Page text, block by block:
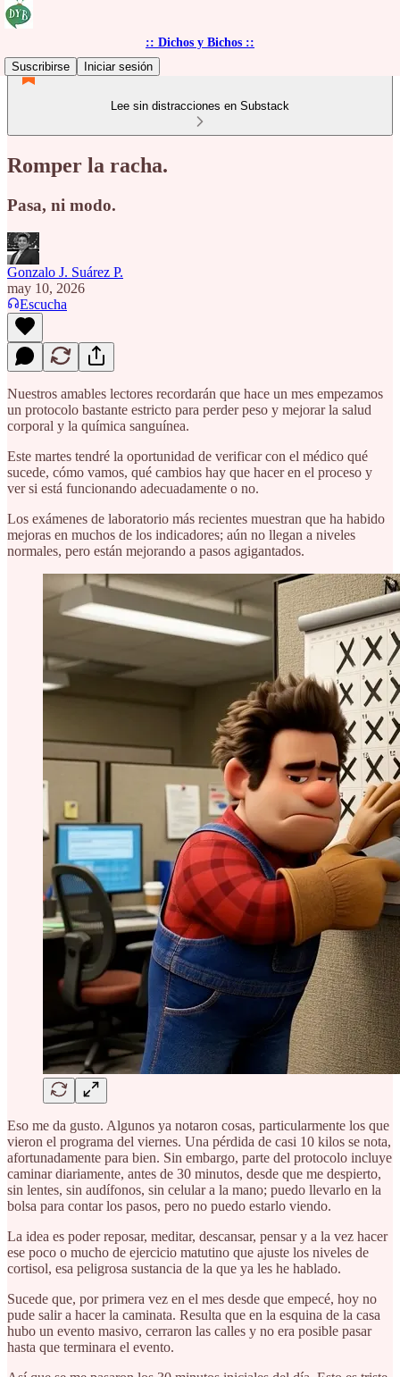
:: Dichos y Bichos ::
Suscribirse
Iniciar sesión
Lee sin distracciones en Substack
Romper la racha.
Pasa, ni modo.
Gonzalo J. Suárez P.
may 10, 2026
Escucha
Nuestros amables lectores recordarán que hace un mes empezamos
un protocolo bastante estricto para perder peso y mejorar la salud
corporal y la química sanguínea.
Este martes tendré la oportunidad de verificar con el médico qué
sucede, cómo vamos, qué cambios hay que hacer en el proceso y
ver si está funcionando adecuadamente o no.
Los exámenes de laboratorio más recientes muestran que ha habido
mejoras en muchos de los indicadores; aún no llegan a niveles
normales, pero están mejorando a pasos agigantados.
Eso me da gusto. Algunos ya notaron cosas, particularmente los que
vieron el programa del viernes. Una pérdida de casi 10 kilos se nota,
afortunadamente para bien. Sin embargo, parte del protocolo incluye
caminar diariamente, antes de 30 minutos, desde que me despierto,
sin lentes, sin audífonos, sin celular a la mano; puedo llevarlo en la
bolsa para contar los pasos, pero no puedo estarlo viendo.
La idea es poder reposar, meditar, descansar, pensar y a la vez hacer
ese poco o mucho de ejercicio matutino que ajuste los niveles de
cortisol, esa peligrosa sustancia de la que ya les he hablado.
Sucede que, por primera vez en el mes desde que empecé, hoy no
pude salir a hacer la caminata. Resulta que en la esquina de la casa
hubo un evento masivo, cerraron las calles y no era posible pasar
hasta que terminara el evento.